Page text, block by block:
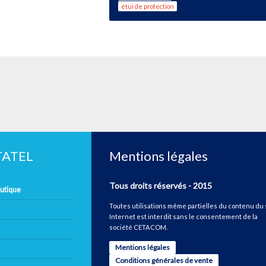
étui de protection
Mentions légales
Tous droits réservés - 2015
Toutes utilisations même partielles du contenu du
Internet est interdit sans le consentement de la
société CETACOM.
Mentions légales
Conditions générales de vente